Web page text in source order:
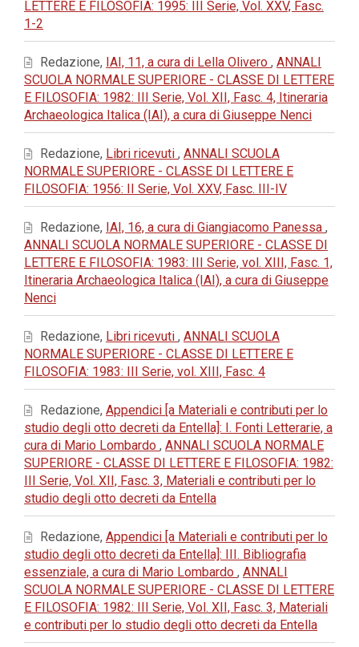
LETTERE E FILOSOFIA: 1995: III Serie, Vol. XXV, Fasc.
1-2
Redazione, IAI, 11, a cura di Lella Olivero , ANNALI
SCUOLA NORMALE SUPERIORE - CLASSE DI LETTERE
E FILOSOFIA: 1982: III Serie, Vol. XII, Fasc. 4, Itineraria
Archaeologica Italica (IAI), a cura di Giuseppe Nenci
Redazione, Libri ricevuti , ANNALI SCUOLA
NORMALE SUPERIORE - CLASSE DI LETTERE E
FILOSOFIA: 1956: II Serie, Vol. XXV, Fasc. III-IV
Redazione, IAI, 16, a cura di Giangiacomo Panessa ,
ANNALI SCUOLA NORMALE SUPERIORE - CLASSE DI
LETTERE E FILOSOFIA: 1983: III Serie, vol. XIII, Fasc. 1,
Itineraria Archaeologica Italica (IAI), a cura di Giuseppe
Nenci
Redazione, Libri ricevuti , ANNALI SCUOLA
NORMALE SUPERIORE - CLASSE DI LETTERE E
FILOSOFIA: 1983: III Serie, vol. XIII, Fasc. 4
Redazione, Appendici [a Materiali e contributi per lo
studio degli otto decreti da Entella]: I. Fonti Letterarie, a
cura di Mario Lombardo , ANNALI SCUOLA NORMALE
SUPERIORE - CLASSE DI LETTERE E FILOSOFIA: 1982:
III Serie, Vol. XII, Fasc. 3, Materiali e contributi per lo
studio degli otto decreti da Entella
Redazione, Appendici [a Materiali e contributi per lo
studio degli otto decreti da Entella]: III. Bibliografia
essenziale, a cura di Mario Lombardo , ANNALI
SCUOLA NORMALE SUPERIORE - CLASSE DI LETTERE
E FILOSOFIA: 1982: III Serie, Vol. XII, Fasc. 3, Materiali
e contributi per lo studio degli otto decreti da Entella